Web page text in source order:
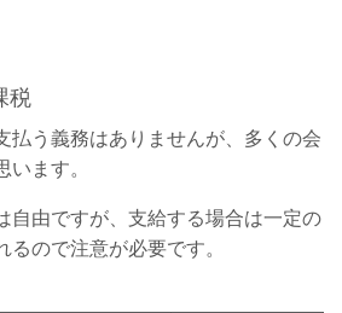
税
払う義務はありませんが、多くの会
ます。
自由ですが、支給する場合は一定の
ので注意が必要です。